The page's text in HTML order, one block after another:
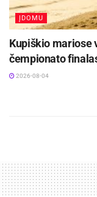
ĮDOMU
Kupiškio mariose
čempionato
2026-08-04